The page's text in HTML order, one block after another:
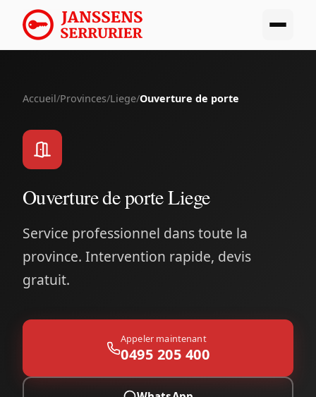
Accueil/Provinces/Liege/Ouverture de porte
Ouverture de porte Liege
Service professionnel dans toute la
province. Intervention rapide, devis
gratuit.
Appeler maintenant
0495 205 400